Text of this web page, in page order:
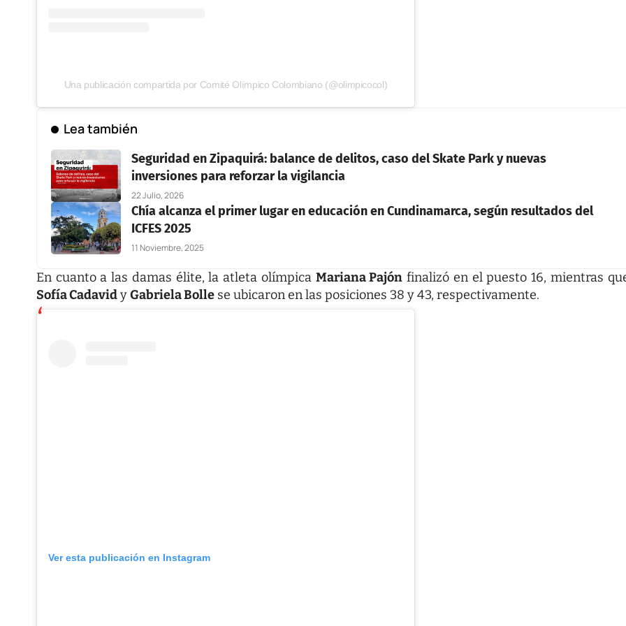
Una publicación compartida por Comité Olímpico Colombiano (@olimpicocol)
Lea también
Seguridad en Zipaquirá: balance de delitos, caso del Skate Park y nuevas
inversiones para reforzar la vigilancia
22 Julio, 2026
Chía alcanza el primer lugar en educación en Cundinamarca, según resultados del
ICFES 2025
11 Noviembre, 2025
En cuanto a las damas élite, la atleta olímpica Mariana Pajón finalizó en el puesto 16, mientras
Sofía CadavidyGabriela Bolle se ubicaron en las posiciones 38 y 43, respectivamente.
Ver esta publicación en Instagram